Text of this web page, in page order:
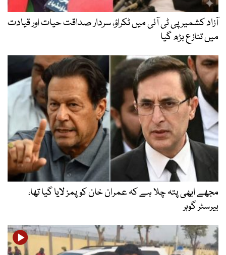
آزاد کشمیر پی ٹی آئی میں ٹکراؤ، سردار صداقت حیات اور قیادت
میں تنازع بڑھ گیا
مجھے ابھی پتہ چلا ہے کہ عمران خان کو پمز لایا گیا تھا،
بیرسٹر گوہر